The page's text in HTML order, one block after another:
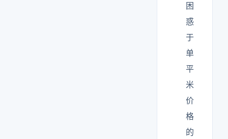
困
惑
于
单
平
米
价
格
的